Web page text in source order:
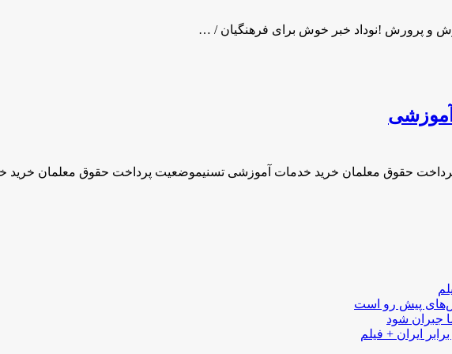
و پرورش !نوداد خبر خوش برای فرهنگیان / …
حقوق معلمان خرید خدمات آموزشی تسنیموضعیت پرداخت حقوق معلمان
پیش رو است
جبران شود
ایران + فیلم